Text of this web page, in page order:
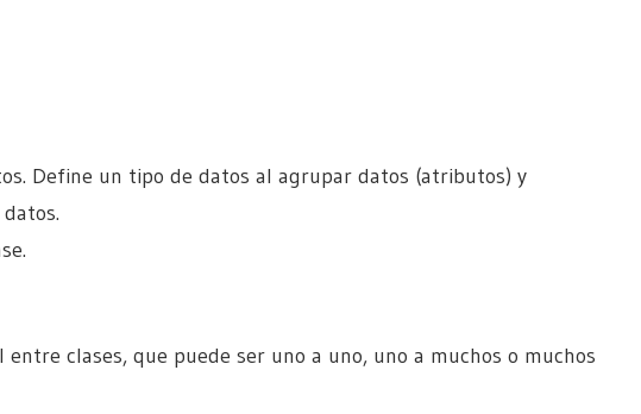
Define un tipo de datos al agrupar datos (atributos) y
entre clases, que puede ser uno a uno, uno a muchos o muchos